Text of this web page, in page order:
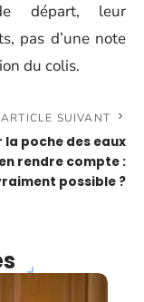
départ, leur
pas d’une note
du colis.
ARTICLE SUIVANT
la poche des eaux
rendre compte :
possible ?